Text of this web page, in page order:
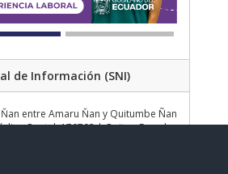
de Información (SNI)
entre Amaru Ňan y Quitumbe Ñan
Postal: 170702 | Quito - Ecuador